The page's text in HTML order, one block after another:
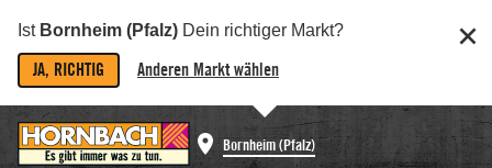
Ist Bornheim (Pfalz) Dein richtiger Markt?
JA, RICHTIG Anderen Markt wählen
Bornheim (Pfalz)